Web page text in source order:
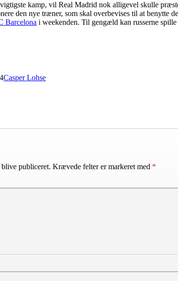
kamp, vil Real Madrid nok alligevel skulle
den nye træner, som skal overbevises til at benytte
Barcelona i weekenden. Til gengæld kan russerne
Casper Lohse
publiceret. Krævede felter er markeret med *